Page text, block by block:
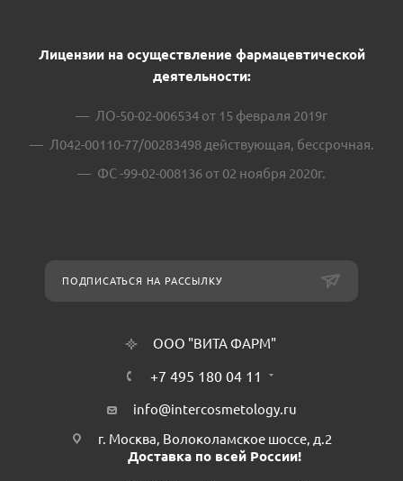
Лицензии на осуществление фармацевтической
деятельности:
ЛО-50-02-006534 от 15 февраля 2019г
Л042-00110-77/00283498 действующая, бессрочная.
ФС -99-02-008136 от 02 ноября 2020г.
ПОДПИСАТЬСЯ НА РАССЫЛКУ
ООО "ВИТА ФАРМ"
+7 495 180 04 11
info@intercosmetology.ru
г. Москва, Волоколамское шоссе, д.2
Доставка по всей России!